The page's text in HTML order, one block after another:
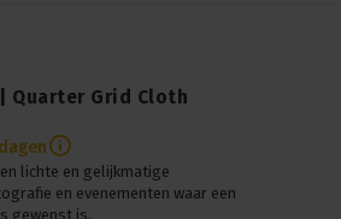
Quarter Grid Cloth
lichte en gelijkmatige
en evenementen waar een
gewenst is.